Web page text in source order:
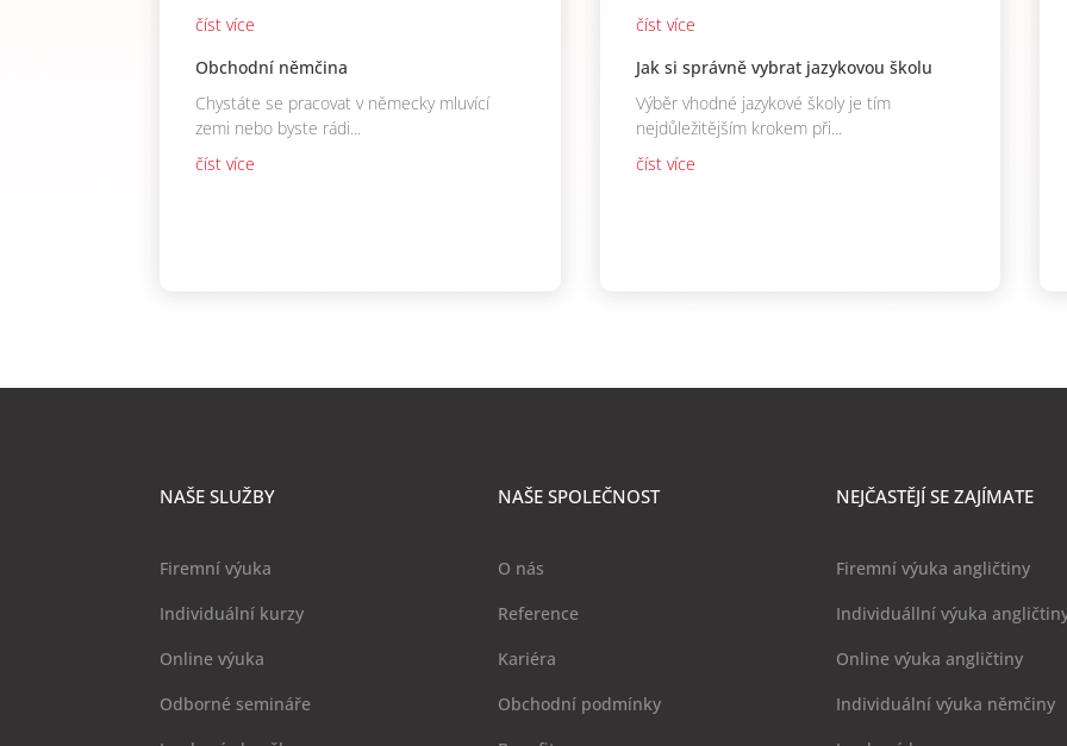
číst více
Obchodní němčina
Chystáte se pracovat v německy mluvící
zemi nebo byste rádi...
číst více
číst více
Jak si správně vybrat jazykovou školu
Výběr vhodné jazykové školy je tím
nejdůležitějším krokem při...
číst více
NAŠE SLUŽBY
Firemní výuka
Individuální kurzy
Online výuka
Odborné semináře
NAŠE SPOLEČNOST
O nás
Reference
Kariéra
Obchodní podmínky
NEJČASTĚJÍ SE ZAJÍMATE
Firemní výuka angličtiny
Individuállní výuka
Online výuka angličtiny
Individuální výuka němčiny